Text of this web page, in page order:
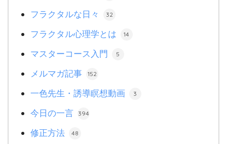
フラクタルな日々 32
フラクタル心理学とは 14
マスターコース入門 5
メルマガ記事 152
一色先生・誘導瞑想動画 3
今日の一言 394
修正方法 48